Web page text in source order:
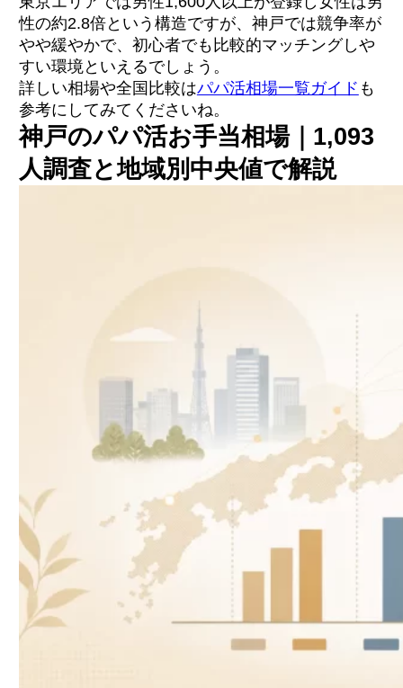
性の約2.8倍という構造ですが、神戸では競争率が
やや緩やかで、初心者でも比較的マッチングしや
すい環境といえるでしょう。
詳しい相場や全国比較はパパ活相場一覧ガイド も
参考にしてみてくださいね。
神戸のパパ活お手当相場｜1,093
人調査と地域別中央値で解説